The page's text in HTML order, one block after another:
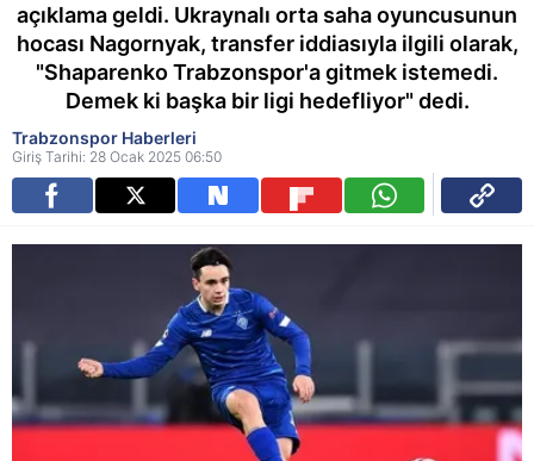
açıklama geldi. Ukraynalı orta saha oyuncusunun
hocası Nagornyak, transfer iddiasıyla ilgili olarak,
"Shaparenko Trabzonspor'a gitmek istemedi.
Demek ki başka bir ligi hedefliyor" dedi.
Trabzonspor Haberleri
Giriş Tarihi: 28 Ocak 2025 06:50